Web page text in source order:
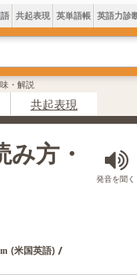
共起表現 英単語帳 英語力診
・解説
共起表現
方・
発音を聞く
(米国英語) /